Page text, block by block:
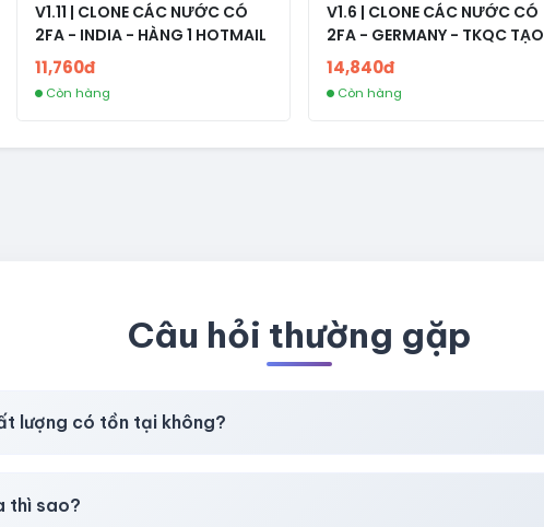
V1.11 | CLONE CÁC NƯỚC CÓ
2FA - INDIA - HÀNG 1 HOTMAIL
11,760đ
Còn hàng
V1.6 | CLONE CÁC NƯỚC CÓ
2FA - GERMANY - TKQC TẠO
TRÊN 3 NGÀY - LIVE ADS -
fviainboxes.com - CLONE
NEW KHÔNG BẢO HÀNH
14,840đ
Còn hàng
Câu hỏi thường gặp
lượng có tồn tại không?
thì sao?